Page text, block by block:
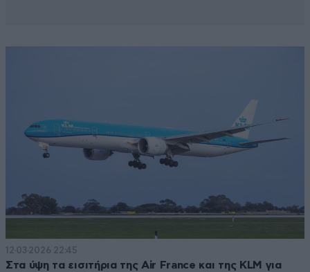
12·03·2026 22:45
Στα ύψη τα εισιτήρια της Air France και της KLM για